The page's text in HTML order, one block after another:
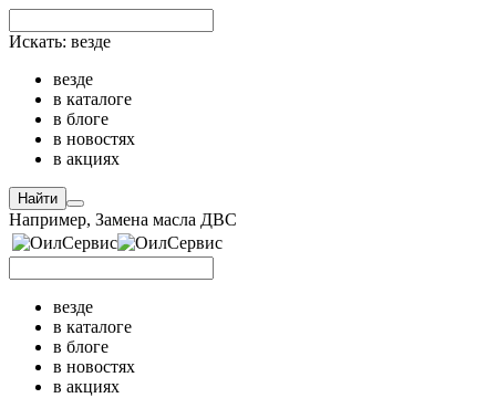
Искать: везде
везде
в каталоге
в блоге
в новостях
в акциях
Найти
Например, Замена масла ДВС
везде
в каталоге
в блоге
в новостях
в акциях